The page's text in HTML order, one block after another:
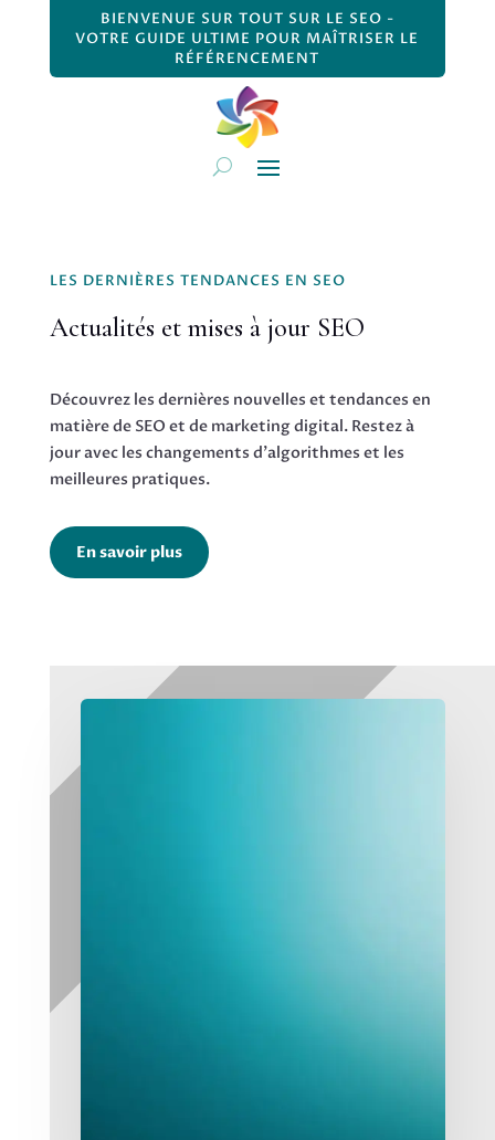
BIENVENUE SUR TOUT SUR LE SEO -
VOTRE GUIDE ULTIME POUR MAÎTRISER LE
RÉFÉRENCEMENT
LES DERNIÈRES TENDANCES EN SEO
Actualités et mises à jour SEO
Découvrez les dernières nouvelles et tendances en
matière de SEO et de marketing digital. Restez à
jour avec les changements d’algorithmes et les
meilleures pratiques.
En savoir plus